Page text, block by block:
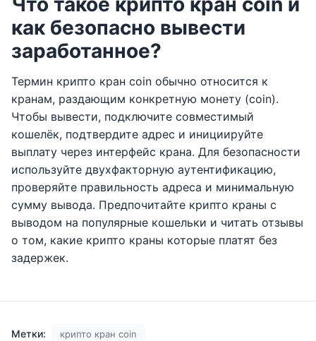
как безопасно вывести
заработанное?
Термин крипто кран coin обычно относится к
кранам, раздающим конкретную монету (coin).
Чтобы вывести, подключите совместимый
кошелёк, подтвердите адрес и инициируйте
выплату через интерфейс крана. Для безопасности
используйте двухфакторную аутентификацию,
проверяйте правильность адреса и минимальную
сумму вывода. Предпочитайте крипто краны с
выводом на популярные кошельки и читать отзывы
о том, какие крипто краны которые платят без
задержек.
Метки:
крипто кран coin